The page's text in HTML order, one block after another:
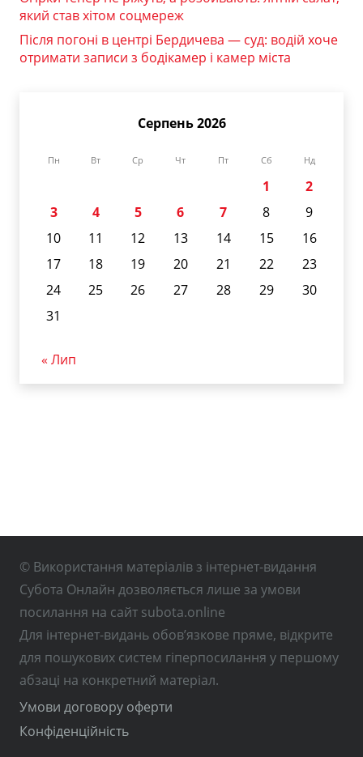
який став хітом соцмереж
Після погоні в центрі Бердичева — суд: водій хоче
отримати записи з бодікамер і камер міста
Серпень 2026
Пн Вт Ср Чт Пт Сб Нд
1
2
3
4 5 6 7 8
9
10
11 12 13 14 15
16
17
18 19 20 21 22
23
24
25 26 27 28 29
30
31
« Лип
© Використання матеріалів з інтернет-видання
Субота Онлайн дозволяється лише за умови
посилання на сайт subota.online
Для інтернет-видань обов’язкове пряме, відкрите
для пошукових систем гіперпосилання у першому
абзаці на конкретний матеріал.
Умови договору оферти
Конфіденційність